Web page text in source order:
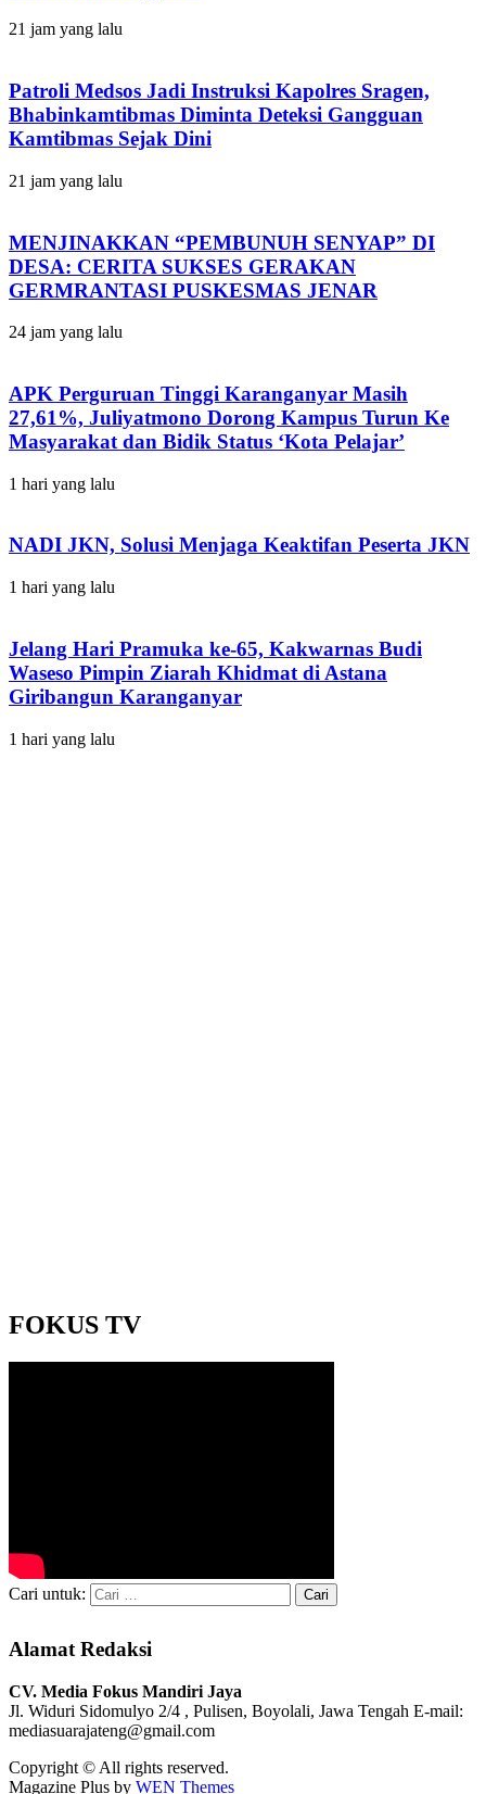
21 jam yang lalu
Patroli Medsos Jadi Instruksi Kapolres Sragen,
Bhabinkamtibmas Diminta Deteksi Gangguan
Kamtibmas Sejak Dini
21 jam yang lalu
MENJINAKKAN “PEMBUNUH SENYAP” DI
DESA: CERITA SUKSES GERAKAN
GERMRANTASI PUSKESMAS JENAR
24 jam yang lalu
APK Perguruan Tinggi Karanganyar Masih
27,61%, Juliyatmono Dorong Kampus Turun Ke
Masyarakat dan Bidik Status ‘Kota Pelajar’
1 hari yang lalu
NADI JKN, Solusi Menjaga Keaktifan Peserta JKN
1 hari yang lalu
Jelang Hari Pramuka ke-65, Kakwarnas Budi
Waseso Pimpin Ziarah Khidmat di Astana
Giribangun Karanganyar
1 hari yang lalu
FOKUS TV
Cari untuk:
Alamat Redaksi
CV. Media Fokus Mandiri Jaya
Jl. Widuri Sidomulyo 2/4 , Pulisen, Boyolali, Jawa Tengah E-mail:
mediasuarajateng@gmail.com
Copyright © All rights reserved.
Magazine Plus by WEN Themes